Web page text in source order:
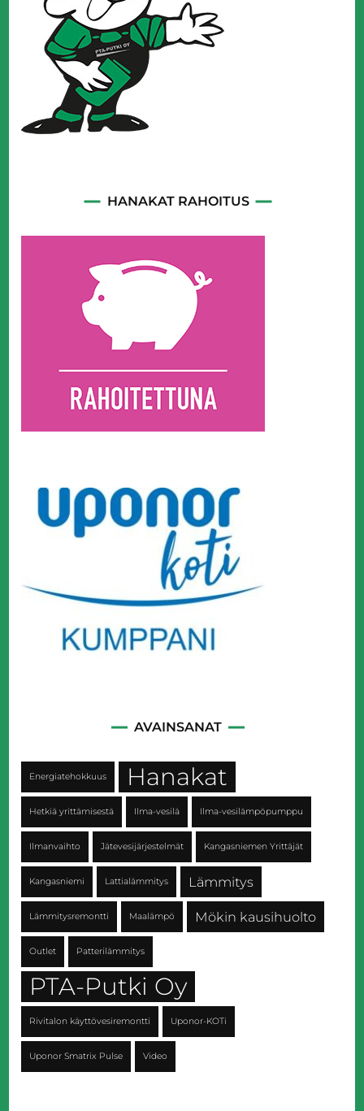
HANAKAT RAHOITUS
AVAINSANAT
Energiatehokkuus Hanakat
Hetkiä yrittämisestä Ilma-vesilä Ilma-vesilämpöpumppu
Ilmanvaihto Jätevesijärjestelmät Kangasniemen Yrittäjät
Kangasniemi Lattialämmitys Lämmitys
Lämmitysremontti Maalämpö Mökin kausihuolto
Outlet Patterilämmitys
PTA-Putki Oy
Rivitalon käyttövesiremontti Uponor-KOTi
Uponor Smatrix Pulse Video